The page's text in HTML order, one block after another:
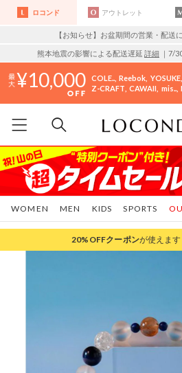
ロコンド アウトレット
【お知らせ】お盆期間の営業・配送
熊本地震の影響による配送遅延 詳細 ｜7/
10,000 COLE.. Reebok YOSUKE
Z-CRAFT CAWAII mis..
WOMEN MEN KIDS SPORTS
20%OFFクーポンが使えます